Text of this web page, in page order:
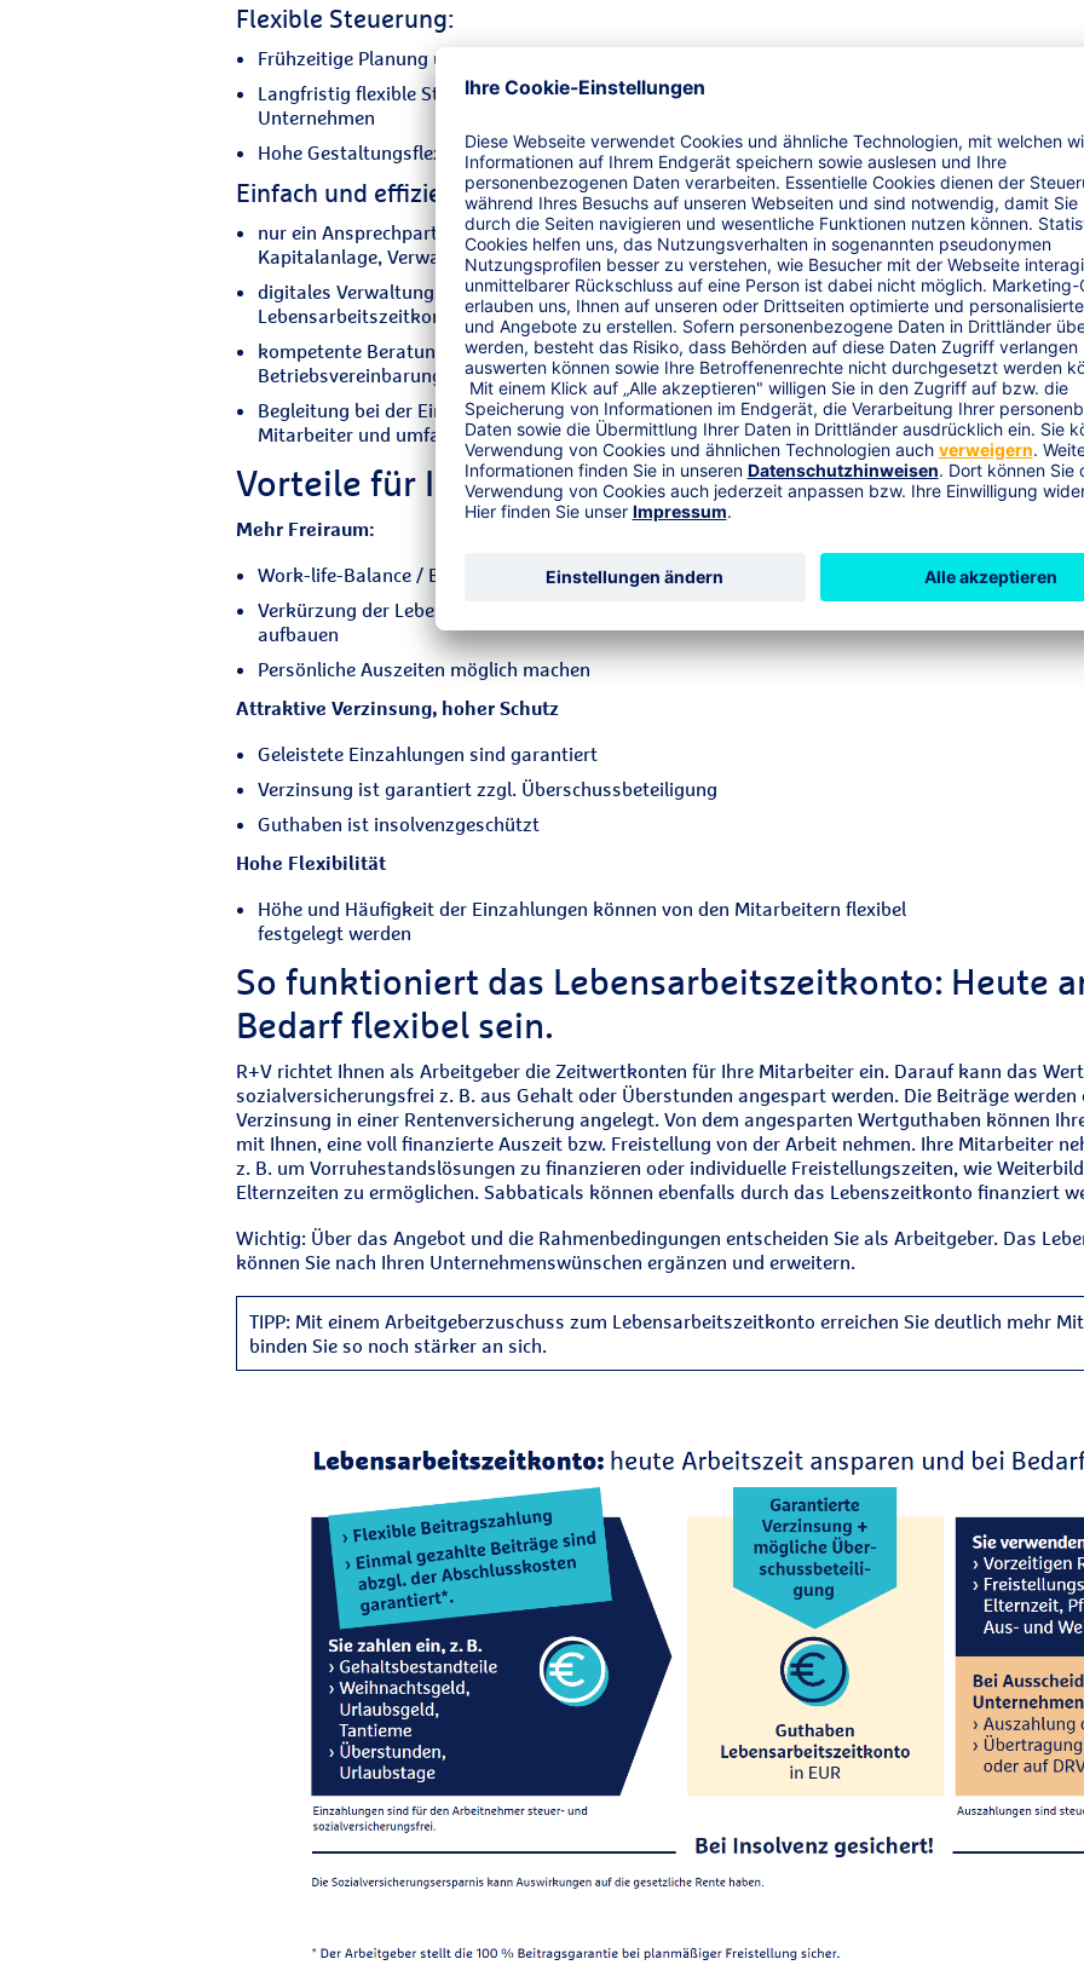
Flexible Steuerung:
Frühzeitige Planung und Finanzierung von Vorruhestandslösungen
Langfristig flexible Steuerung von Arbeitseinsatz und Altersstruktur im
Unternehmen
Hohe Gestaltungsflexibilität bei Ein– und Auszahlungen
Einfach und effizient mit R+V:
nur ein Ansprechpartner - alles aus einer Hand: Beratung, Modellgestaltung,
Kapitalanlage, Verwaltung, Insolvenzschutz
digitales Verwaltungsportal - jederzeit online Einblick in das
Lebensarbeitszeitkonto.
kompetente Beratung und individuelle Lösungen, Vertragsgestaltung,
Betriebsvereinbarung und Umsetzung
Begleitung bei der Einführung in Ihrem Unternehmen durch Beratung der
Mitarbeiter und umfangreiches Umsetzungspaket.
Vorteile für Ihre Arbeitnehmer:
Mehr Freiraum:
Work-life-Balance / Bessere Vereinbarkeit von Job und Freizeit
Verkürzung der Lebensarbeitszeit – selbst finanziell den Vorruhestand
aufbauen
Persönliche Auszeiten möglich machen
Attraktive Verzinsung, hoher Schutz
Geleistete Einzahlungen sind garantiert
Verzinsung ist garantiert zzgl. Überschussbeteiligung
Guthaben ist insolvenzgeschützt
Hohe Flexibilität
Höhe und Häufigkeit der Einzahlungen können von den Mitarbeitern flexibel
festgelegt werden
So funktioniert das Lebensarbeitszeitkonto: Heute
Bedarf flexibel sein.
R+V richtet Ihnen als Arbeitgeber die Zeitwertkonten für Ihre Mitarbeiter ein. Darauf kann das
sozialversicherungsfrei z. B. aus Gehalt oder Überstunden angespart werden. Die Beiträge
Verzinsung in einer Rentenversicherung angelegt. Von dem angesparten Wertguthaben können
mit Ihnen, eine voll finanzierte Auszeit bzw. Freistellung von der Arbeit nehmen. Ihre Mitarbeiter
z. B. um Vorruhestandslösungen zu finanzieren oder individuelle Freistellungszeiten, wie
Elternzeiten zu ermöglichen. Sabbaticals können ebenfalls durch das Lebenszeitkonto finanziert
Wichtig: Über das Angebot und die Rahmenbedingungen entscheiden Sie als Arbeitgeber. Das
können Sie nach Ihren Unternehmenswünschen ergänzen und erweitern.
TIPP: Mit einem Arbeitgeberzuschuss zum Lebensarbeitszeitkonto erreichen Sie deutlich mehr
binden Sie so noch stärker an sich.